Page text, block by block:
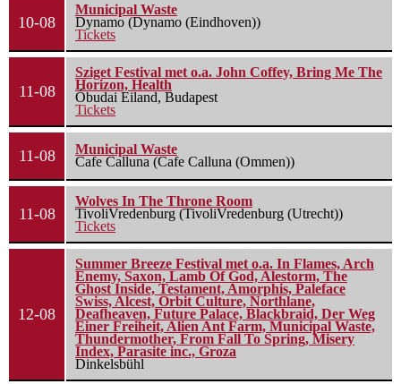
10-08
Municipal Waste
Dynamo (Dynamo (Eindhoven))
Tickets
11-08
Sziget Festival met o.a. John Coffey, Bring Me The
Horizon, Health
Óbudai Eiland, Budapest
Tickets
11-08
Municipal Waste
Cafe Calluna (Cafe Calluna (Ommen))
11-08
Wolves In The Throne Room
TivoliVredenburg (TivoliVredenburg (Utrecht))
Tickets
12-08
Summer Breeze Festival met o.a. In Flames, Arch
Enemy, Saxon, Lamb Of God, Alestorm, The
Ghost Inside, Testament, Amorphis, Paleface
Swiss, Alcest, Orbit Culture, Northlane,
Deafheaven, Future Palace, Blackbraid, Der Weg
Einer Freiheit, Alien Ant Farm, Municipal Waste,
Thundermother, From Fall To Spring, Misery
Index, Parasite inc., Groza
Dinkelsbühl